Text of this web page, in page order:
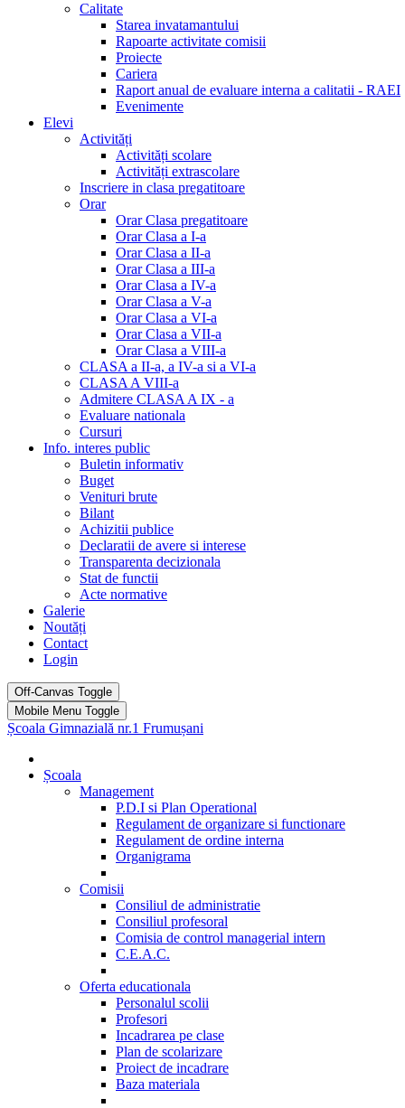
Calitate
Starea invatamantului
Rapoarte activitate comisii
Proiecte
Cariera
Raport anual de evaluare interna a calitatii - RAEI
Evenimente
Elevi
Activități
Activități scolare
Activități extrascolare
Inscriere in clasa pregatitoare
Orar
Orar Clasa pregatitoare
Orar Clasa a I-a
Orar Clasa a II-a
Orar Clasa a III-a
Orar Clasa a IV-a
Orar Clasa a V-a
Orar Clasa a VI-a
Orar Clasa a VII-a
Orar Clasa a VIII-a
CLASA a II-a, a IV-a si a VI-a
CLASA A VIII-a
Admitere CLASA A IX - a
Evaluare nationala
Cursuri
Info. interes public
Buletin informativ
Buget
Venituri brute
Bilant
Achizitii publice
Declaratii de avere si interese
Transparenta decizionala
Stat de functii
Acte normative
Galerie
Noutăți
Contact
Login
Off-Canvas Toggle
Mobile Menu Toggle
Școala Gimnazială nr.1 Frumușani
Școala
Management
P.D.I si Plan Operational
Regulament de organizare si functionare
Regulament de ordine interna
Organigrama
Comisii
Consiliul de administratie
Consiliul profesoral
Comisia de control managerial intern
C.E.A.C.
Oferta educationala
Personalul scolii
Profesori
Incadrarea pe clase
Plan de scolarizare
Proiect de incadrare
Baza materiala